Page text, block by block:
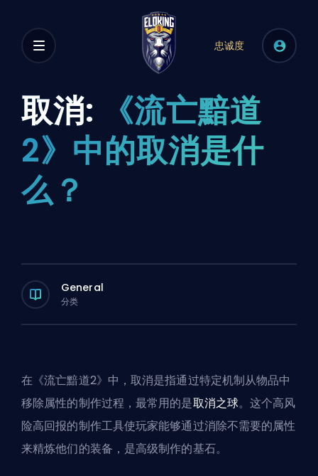
忠诚度
取消: 《流亡黯道
2》中的取消是什
么？
General
分类
在《流亡黯道2》中，取消是指通过特定机制从物品中
移除属性的制作过程，最常用的是取消之球。这个高风
险高回报的制作工具使玩家能够通过消除不需要的属性
来精炼他们的装备，是高级制作的基石。